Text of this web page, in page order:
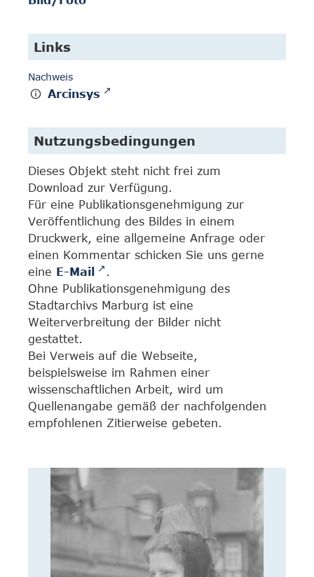
Links
Nachweis
Arcinsys
Nutzungsbedingungen
Dieses Objekt steht nicht frei zum
Download zur Verfügung.
Für eine Publikationsgenehmigung zur
Veröffentlichung des Bildes in einem
Druckwerk, eine allgemeine Anfrage oder
einen Kommentar schicken Sie uns gerne
eine E-Mail
.
Ohne Publikationsgenehmigung des
Stadtarchivs Marburg ist eine
Weiterverbreitung der Bilder nicht
gestattet.
Bei Verweis auf die Webseite,
beispielsweise im Rahmen einer
wissenschaftlichen Arbeit, wird um
Quellenangabe gemäß der nachfolgenden
empfohlenen Zitierweise gebeten.